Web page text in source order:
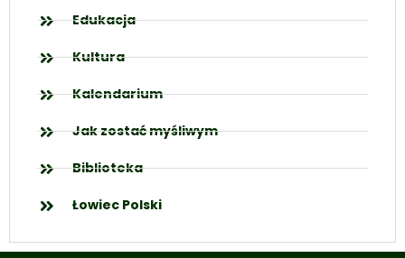
Edukacja
Kultura
Kalendarium
Jak zostać myśliwym
Biblioteka
Łowiec Polski